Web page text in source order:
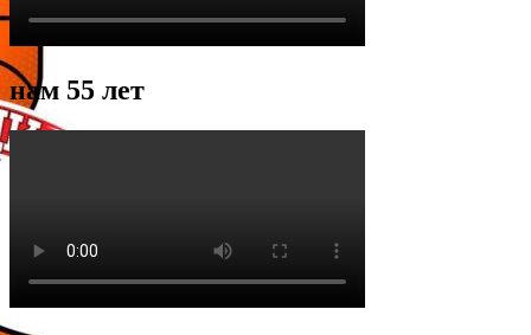
нам 55 лет